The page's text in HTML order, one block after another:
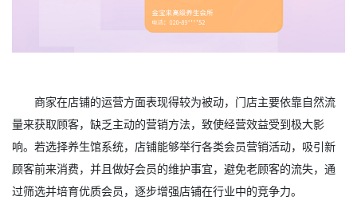
商家在店铺的运营方面表现得较为被动，门店主要依靠自然流
量来获取顾客，缺乏主动的营销方法，致使经营效益受到极大影
响。若选择养生馆系统，店铺能够举行各类会员营销活动，吸引新
顾客前来消费，并且做好会员的维护事宜，避免老顾客的流失，通
过筛选并培育优质会员，逐步增强店铺在行业中的竞争力。